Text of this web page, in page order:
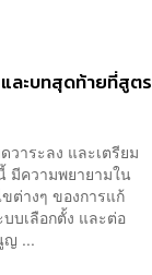
ละบทสุดท้ายที่สูตร
วาระลง และเตรียม
มีความพยายามใน
ต่างๆ ของการแก้
บเลือกตั้ง และต่อ
ญ ...